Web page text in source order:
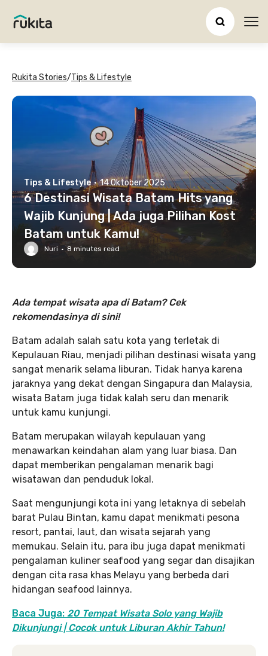
Rukita Stories/Tips & Lifestyle
Tips & Lifestyle · 14 Oktober 2025
6 Destinasi Wisata Batam Hits yang
Wajib Kunjung | Ada juga Pilihan Kost
Batam untuk Kamu!
Nuri · 8 minutes read
Ada tempat wisata apa di Batam? Cek
rekomendasinya di sini!
Batam adalah salah satu kota yang terletak di
Kepulauan Riau, menjadi pilihan destinasi wisata yang
sangat menarik selama liburan. Tidak hanya karena
jaraknya yang dekat dengan Singapura dan Malaysia,
wisata Batam juga tidak kalah seru dan menarik
untuk kamu kunjungi.
Batam merupakan wilayah kepulauan yang
menawarkan keindahan alam yang luar biasa. Dan
dapat memberikan pengalaman menarik bagi
wisatawan dan penduduk lokal.
Saat mengunjungi kota ini yang letaknya di sebelah
barat Pulau Bintan, kamu dapat menikmati pesona
resort, pantai, laut, dan wisata sejarah yang
memukau. Selain itu, para ibu juga dapat menikmati
pengalaman kuliner seafood yang segar dan disajikan
dengan cita rasa khas Melayu yang berbeda dari
hidangan seafood lainnya.
Baca Juga: 20 Tempat Wisata Solo yang Wajib
Dikunjungi | Cocok untuk Liburan Akhir Tahun!